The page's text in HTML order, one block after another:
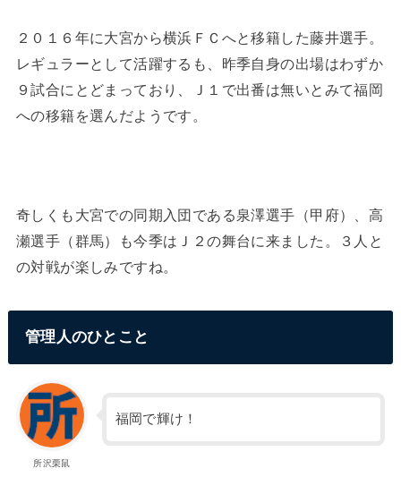
２０１６年に大宮から横浜ＦＣへと移籍した藤井選手。
レギュラーとして活躍するも、昨季自身の出場はわずか
９試合にとどまっており、Ｊ１で出番は無いとみて福岡
への移籍を選んだようです。
奇しくも大宮での同期入団である泉澤選手（甲府）、高
瀬選手（群馬）も今季はＪ２の舞台に来ました。３人と
の対戦が楽しみですね。
管理人のひとこと
所沢栗鼠
福岡で輝け！